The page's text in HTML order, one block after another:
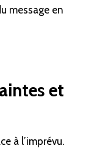
message en
et
à l’imprévu.